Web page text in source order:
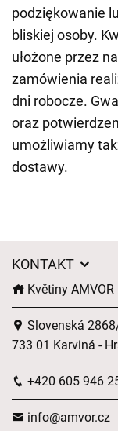
podziękowanie
bliskiej osoby.
ułożone przez
zamówienia
dni robocze.
oraz
umożliwiamy
dostawy.
KONTAKT
Květiny
Slovenská
733 01 Karviná -
+420 605 946
info@amvor.cz